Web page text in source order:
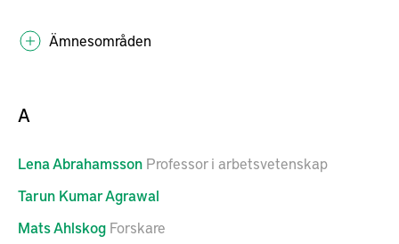
Ämnesområden
A
LenaAbrahamsson Professor i arbetsvetenskap
Tarun KumarAgrawal
MatsAhlskog Forskare